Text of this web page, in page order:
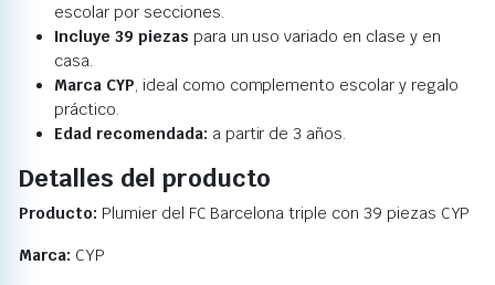
escolar por secciones.
Incluye 39 piezas para un uso variado en clase y en
casa.
Marca CYP, ideal como complemento escolar y regalo
práctico.
Edad recomendada: a partir de 3 años.
Detalles del producto
Producto: Plumier del FC Barcelona triple con 39 piezas CYP
Marca: CYP